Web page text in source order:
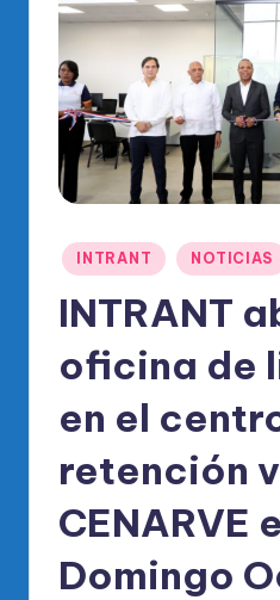
di
o
O
fi
al
el
R
M
Publicado
en
INTRANT NOTICIAS
INTRANT
oficina de
en el
retención
CENARVE
Domingo